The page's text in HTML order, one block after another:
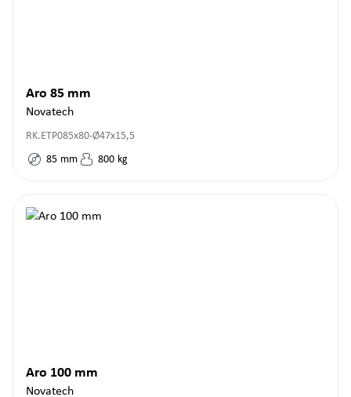
Aro 85 mm
Novatech
RK.ETP085x80-Ø47x15,5
85 mm 800 kg
Aro 100 mm
Novatech